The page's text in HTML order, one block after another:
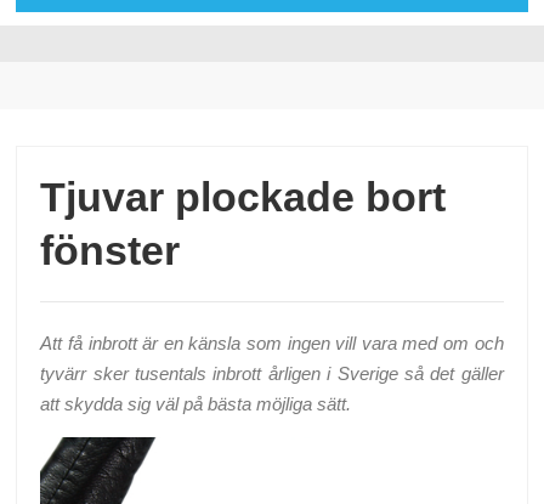
Tjuvar plockade bort
fönster
Att få inbrott är en känsla som ingen vill vara med om och
tyvärr sker tusentals inbrott årligen i Sverige så det gäller
att skydda sig väl på bästa möjliga sätt.